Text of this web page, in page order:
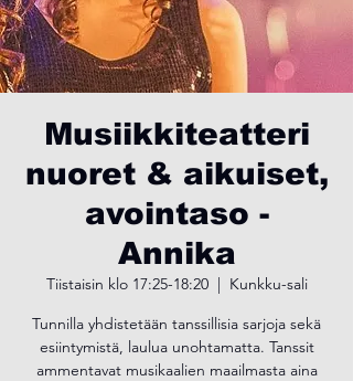
Musiikkiteatteri
nuoret & aikuiset,
avointaso -
Annika
Tiistaisin klo 17:25-18:20
  |
Kunkku-sali
Tunnilla yhdistetään tanssillisia sarjoja sekä
esiintymistä, laulua unohtamatta. Tanssit
ammentavat musikaalien maailmasta aina